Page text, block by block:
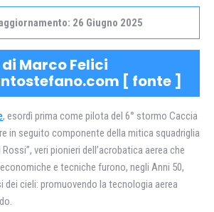
26 Giugno 2025
di Marco Felici
[ fonte]
, esordì prima come pilota del 6° stormo Caccia
in seguito componente della mitica squadriglia
veri pionieri dell’acrobatica aerea che
e tecniche furono, negli Anni 50,
cieli: promuovendo la tecnologia aerea